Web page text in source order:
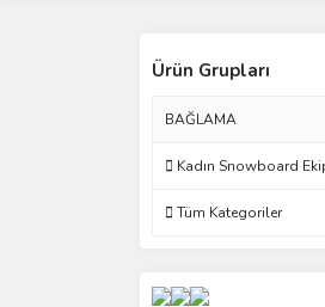
Ürün Grupları
BAĞLAMA
Kadın Snowboard
Tüm Kategoriler